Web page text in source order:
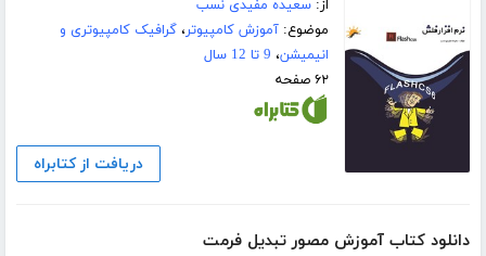
از:سعیده مفیدی نسب
موضوع:آموزش کامپیوتر،گرافیک کامپیوتری و
انیمیشن، 9 تا 12 سال
۶۲ صفحه
دریافت از کتابراه
دانلود کتاب آموزش مصور تبدیل فرمت